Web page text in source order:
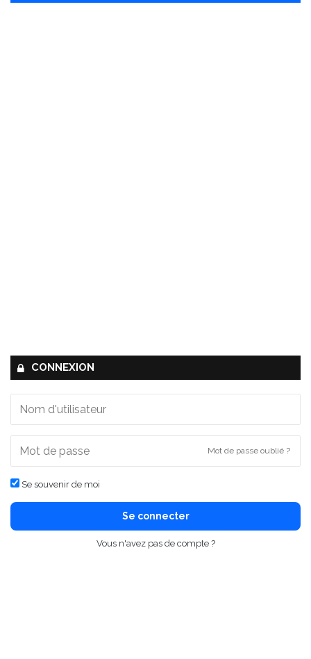
CONNEXION
Mot de passe oublié ?
Se souvenir de moi
Se connecter
Vous n'avez pas de compte ?